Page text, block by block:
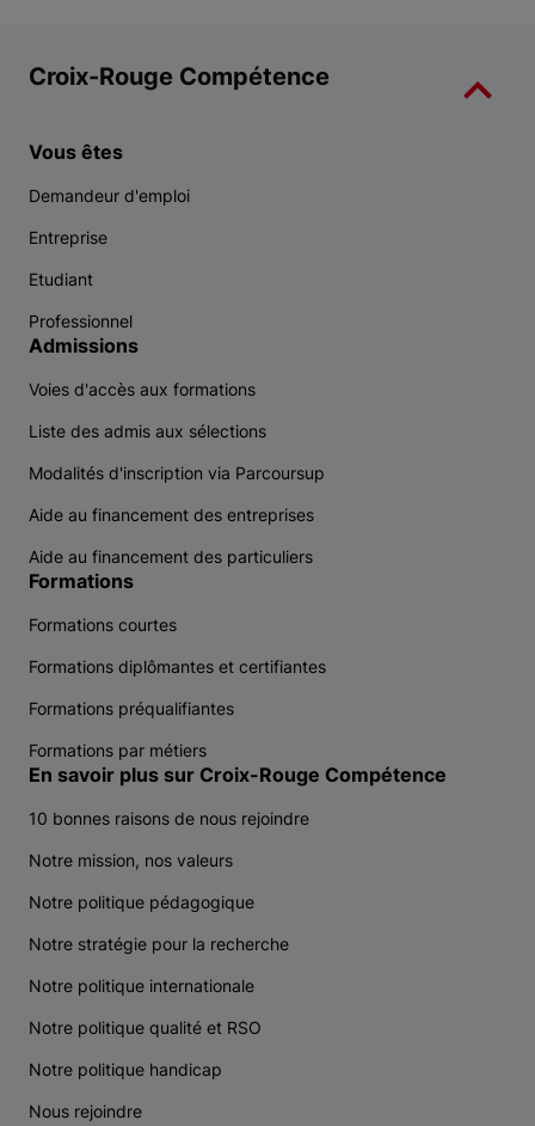
Croix-Rouge Compétence
Vous êtes
Demandeur d'emploi
Entreprise
Etudiant
Professionnel
Admissions
Voies d'accès aux formations
Liste des admis aux sélections
Modalités d'inscription via Parcoursup
Aide au financement des entreprises
Aide au financement des particuliers
Formations
Formations courtes
Formations diplômantes et certifiantes
Formations préqualifiantes
Formations par métiers
En savoir plus sur Croix-Rouge Compétence
10 bonnes raisons de nous rejoindre
Notre mission, nos valeurs
Notre politique pédagogique
Notre stratégie pour la recherche
Notre politique internationale
Notre politique qualité et RSO
Notre politique handicap
Nous rejoindre